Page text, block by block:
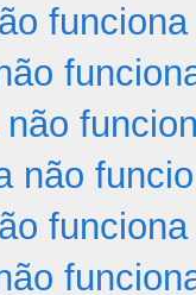
funciona
não
funciona